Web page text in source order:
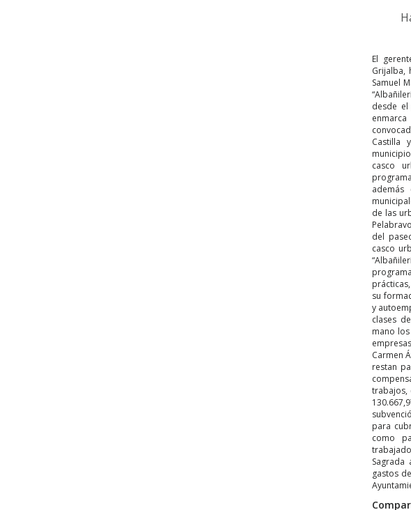
El
Grijalba,
Samuel
desde
Castilla
casco
de las
del
casco
su
y
clases
mano
Carmen
restan
trabajos,
para
como
gastos